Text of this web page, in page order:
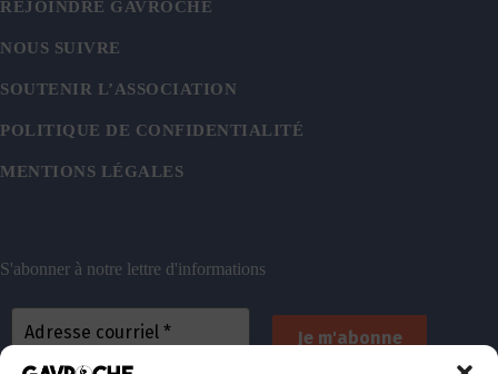
REJOINDRE GAVROCHE
NOUS SUIVRE
SOUTENIR L’ASSOCIATION
POLITIQUE DE CONFIDENTIALITÉ
MENTIONS LÉGALES
S'abonner à notre lettre d'informations